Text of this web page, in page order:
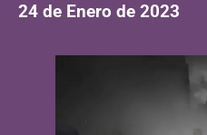
24 de Enero de 2023